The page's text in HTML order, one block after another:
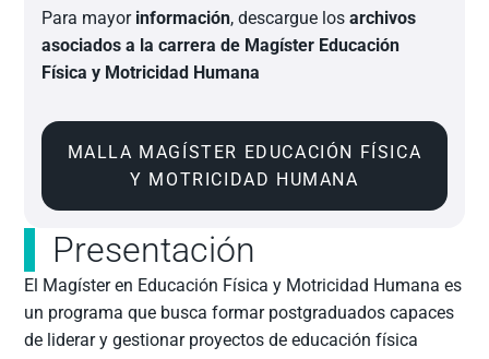
Para mayor información, descargue losarchivos
asociados a la carrera de Magíster Educación
Física y Motricidad Humana
MALLA MAGÍSTER EDUCACIÓN FÍSICA
Y MOTRICIDAD HUMANA
Presentación
El Magíster en Educación Física y Motricidad Humana es
un programa que busca formar postgraduados capaces
de liderar y gestionar proyectos de educación física